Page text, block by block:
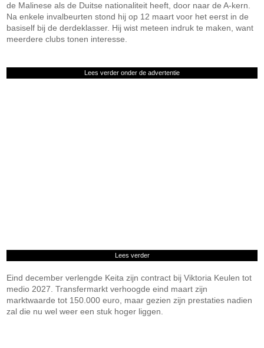
de Malinese als de Duitse nationaliteit heeft, door naar de A-kern.
Na enkele invalbeurten stond hij op 12 maart voor het eerst in de
basiself bij de derdeklasser. Hij wist meteen indruk te maken, want
meerdere clubs tonen interesse.
Lees verder onder de advertentie
Lees verder
Eind december verlengde Keita zijn contract bij Viktoria Keulen tot
medio 2027. Transfermarkt verhoogde eind maart zijn
marktwaarde tot 150.000 euro, maar gezien zijn prestaties nadien
zal die nu wel weer een stuk hoger liggen.